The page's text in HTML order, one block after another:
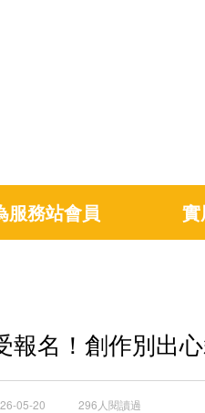
服務站會員
名！創作別出
05-20 296人閱讀過